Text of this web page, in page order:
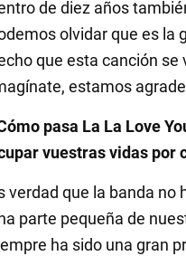
de diez años
olvidar que es la
que esta canción se
estamos
pasa La La Love
vuestras vidas por
verdad que la banda no
parte pequeña de
ha sido una gran